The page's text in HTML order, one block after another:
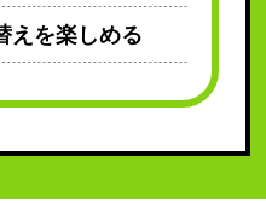
えを楽しめる